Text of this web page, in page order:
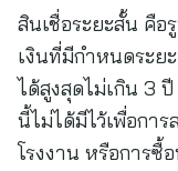
สินเชื่อระยะสั้น คือ
เงินที่มีกำหนดระย
ได้สูงสุดไม่เกิน 3
นี้ไม่ได้มีไว้เพื่อกา
โรงงาน หรือการซื้